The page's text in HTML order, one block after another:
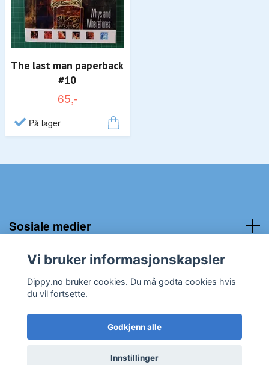
The last man paperback
#10
65,-
På lager
Sosiale medier
Kundeservice:
© 2026 Dippy.no
Vi bruker informasjonskapsler
Dippy.no bruker cookies. Du må godta cookies hvis
du vil fortsette.
Godkjenn alle
Innstillinger